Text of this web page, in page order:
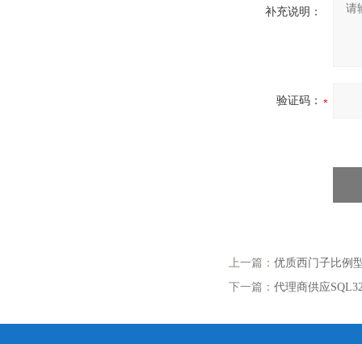
补充说明：
验证码：
上一篇： 优质西门子比例
下一篇： 代理商供应